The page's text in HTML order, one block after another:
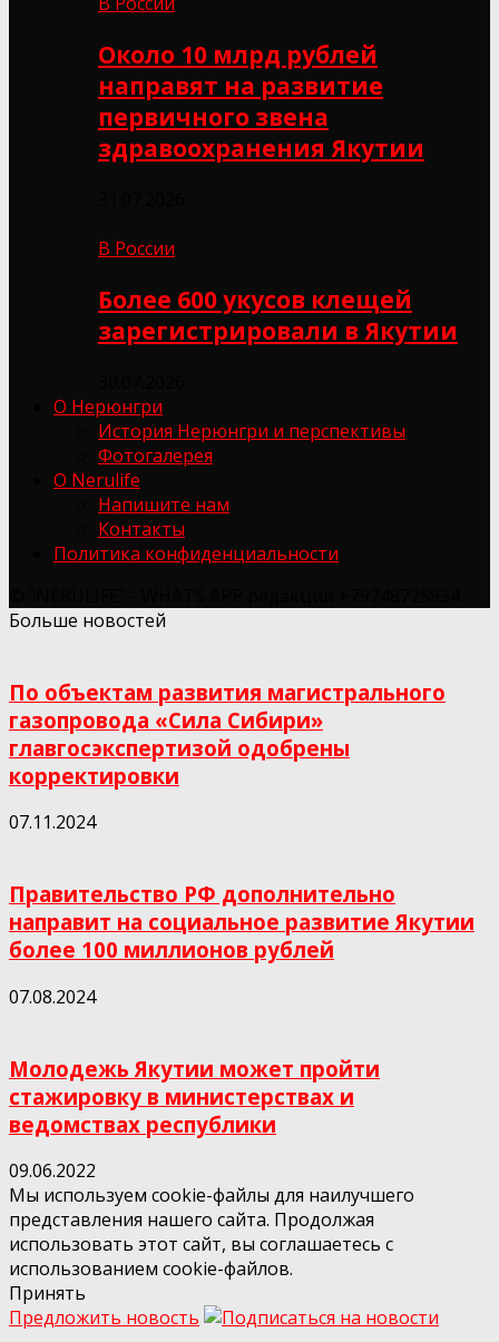
Около 10 млрд рублей
направят на развитие
первичного звена
здравоохранения Якутии
В России
Более 600 укусов клещей
зарегистрировали в Якутии
О Нерюнгри
История Нерюнгри и перспективы
Фотогалерея
О Nerulife
Напишите нам
Контакты
Политика конфиденциальности
Больше новостей
По объектам развития магистрального
газопровода «Сила Сибири»
главгосэкспертизой одобрены
корректировки
07.11.2024
Правительство РФ дополнительно
направит на социальное развитие Якутии
более 100 миллионов рублей
07.08.2024
Молодежь Якутии может пройти
стажировку в министерствах и
ведомствах республики
09.06.2022
Мы используем cookie-файлы для наилучшего
представления нашего сайта. Продолжая
использовать этот сайт, вы соглашаетесь с
использованием cookie-файлов.
Принять
Предложить новость